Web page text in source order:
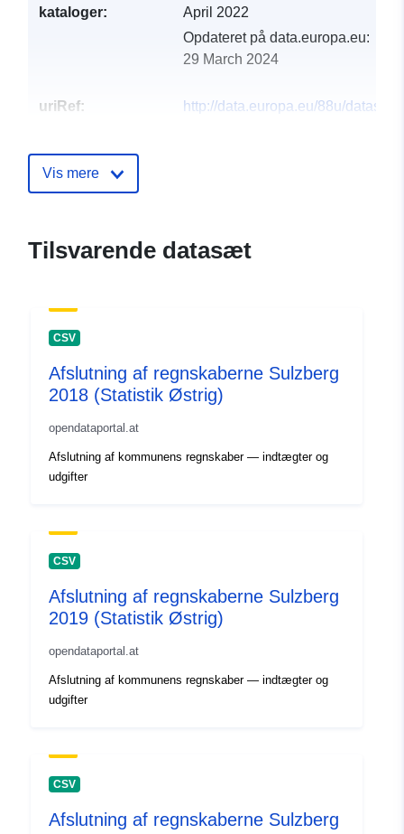
kataloger:
April 2022
Opdateret på data.europa.eu:
29 March 2024
uriRef:
http://data.europa.eu/88u/
Vis mere
Tilsvarende datasæt
CSV
Afslutning af regnskaberne Sulzberg
2018 (Statistik Østrig)
opendataportal.at
Afslutning af kommunens regnskaber — indtægter og
udgifter
CSV
Afslutning af regnskaberne Sulzberg
2019 (Statistik Østrig)
opendataportal.at
Afslutning af kommunens regnskaber — indtægter og
udgifter
CSV
Afslutning af regnskaberne Sulzberg